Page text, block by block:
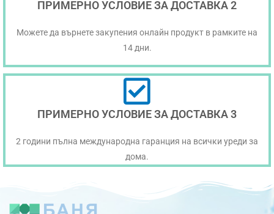
ПРИМЕРНО УСЛОВИЕ ЗА ДОСТАВКА 2
Можете да върнете закупения онлайн продукт в рамките на
14 дни.
ПРИМЕРНО УСЛОВИЕ ЗА ДОСТАВКА 3
2 години пълна международна гаранция на всички уреди за
дома.